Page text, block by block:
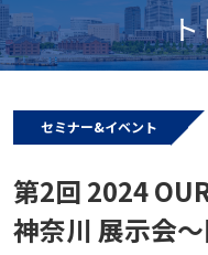
セミナー&イベント
第2回 2024
神奈川 展示会